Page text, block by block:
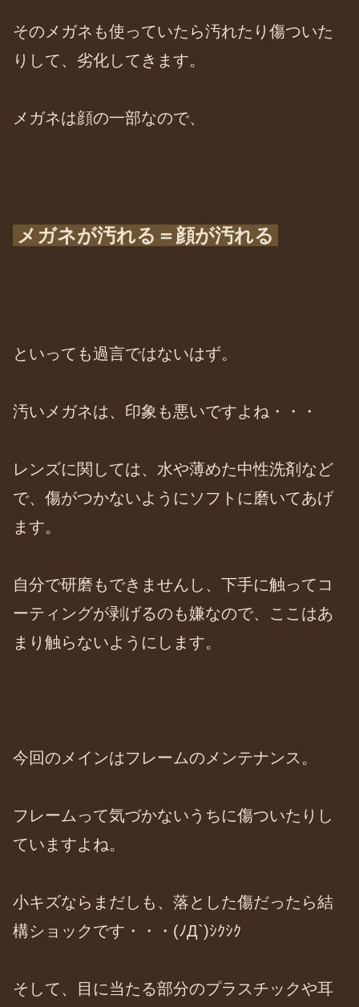
そのメガネも使っていたら汚れたり傷ついた
りして、劣化してきます。
メガネは顔の一部なので、
メガネが汚れる＝顔が汚れる
といっても過言ではないはず。
汚いメガネは、印象も悪いですよね・・・
レンズに関しては、水や薄めた中性洗剤など
で、傷がつかないようにソフトに磨いてあげ
ます。
自分で研磨もできませんし、下手に触ってコ
ーティングが剥げるのも嫌なので、ここはあ
まり触らないようにします。
今回のメインはフレームのメンテナンス。
フレームって気づかないうちに傷ついたりし
ていますよね。
小キズならまだしも、落とした傷だったら結
構ショックです・・・(ﾉД`)ｼｸｼｸ
そして、目に当たる部分のプラスチックや耳